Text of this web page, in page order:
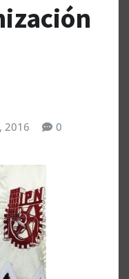
2016 0